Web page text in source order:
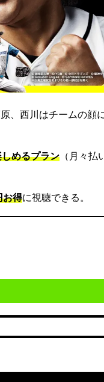
、西川はチームの顔
めるプラン （月々払
お得に視聴できる。